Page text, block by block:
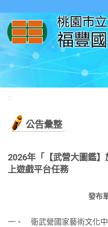
:::
公告彙整
2026年「【武營大圖鑑
上遊戲平台任務
發布
一、 衛武營國家藝術文化